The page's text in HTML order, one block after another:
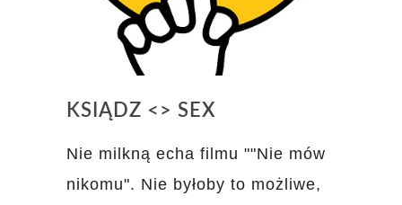
KSIĄDZ <> SEX
Nie milkną echa filmu ""Nie mów
nikomu". Nie byłoby to możliwe,